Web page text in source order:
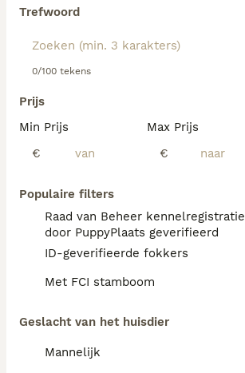
Trefwoord
0/100 tekens
Prijs
Min Prijs
€
Max Prijs
€
Populaire filters
Raad van Beheer kennelregistratie
door PuppyPlaats geverifieerd
ID-geverifieerde fokkers
Met FCI stamboom
Geslacht van het huisdier
Mannelijk